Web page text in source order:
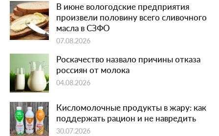
В июне вологодские предприятия
произвели половину всего сливочного
масла в СЗФО
07.08.2026
Роскачество назвало причины отказа
россиян от молока
04.08.2026
Кисломолочные продукты в жару: как
поддержать рацион и не навредить
30.07.2026